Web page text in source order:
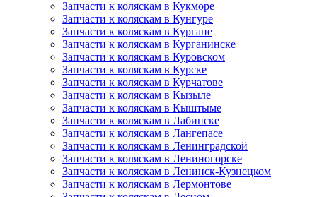
Запчасти к коляскам в Кукморе
Запчасти к коляскам в Кунгуре
Запчасти к коляскам в Кургане
Запчасти к коляскам в Курганинске
Запчасти к коляскам в Куровском
Запчасти к коляскам в Курске
Запчасти к коляскам в Курчатове
Запчасти к коляскам в Кызыле
Запчасти к коляскам в Кыштыме
Запчасти к коляскам в Лабинске
Запчасти к коляскам в Лангепасе
Запчасти к коляскам в Ленинградской
Запчасти к коляскам в Лениногорске
Запчасти к коляскам в Ленинск-Кузнецком
Запчасти к коляскам в Лермонтове